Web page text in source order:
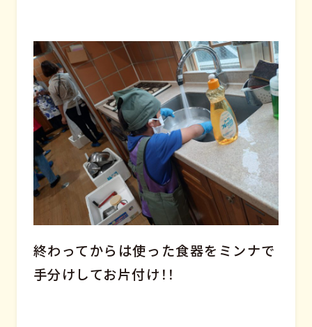
終わってからは使った食器をミンナで
手分けしてお片付け！！